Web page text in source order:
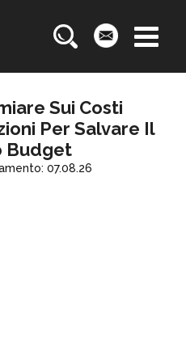
Sui Costi
Per Salvare Il
Budget
07.08.26